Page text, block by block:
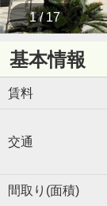
1 / 17
基本情報
賃料
交通
間取り(面積)